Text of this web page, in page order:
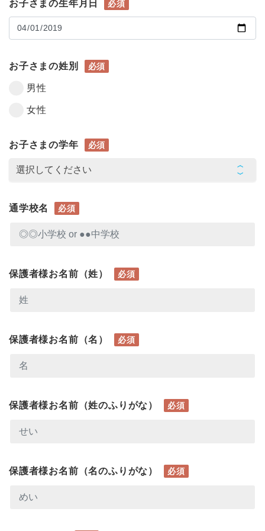
お子さまの生年月日 必須
お子さまの姓別 必須
男性
女性
お子さまの学年 必須
通学校名 必須
保護者様お名前（姓） 必須
保護者様お名前（名） 必須
保護者様お名前（姓のふりがな） 必須
保護者様お名前（名のふりがな） 必須